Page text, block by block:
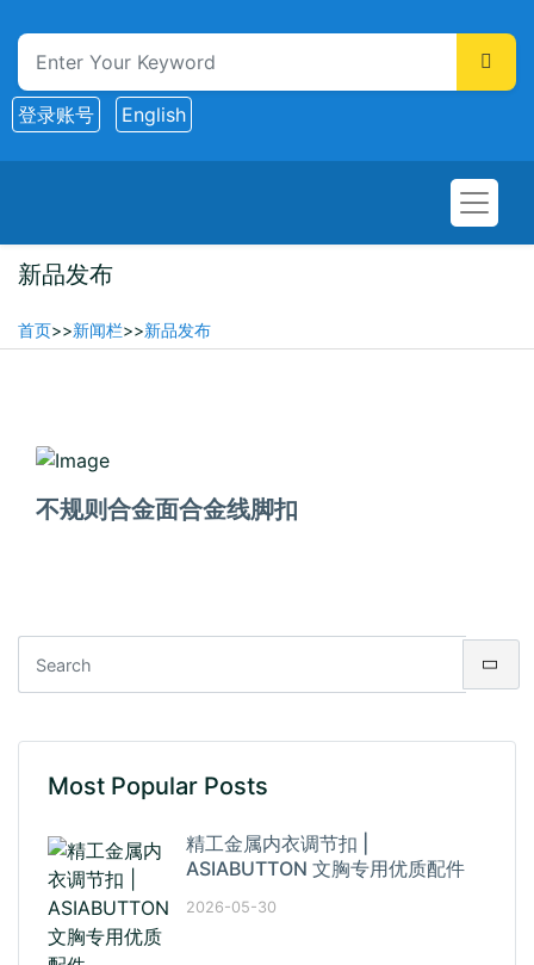
登录账号 English
新品发布
首页>>新闻栏>>新品发布
2026-02-10
不规则合金面合金线脚扣
Most Popular Posts
精工金属内衣调节扣 |
ASIABUTTON 文胸专用优质配件
2026-05-30